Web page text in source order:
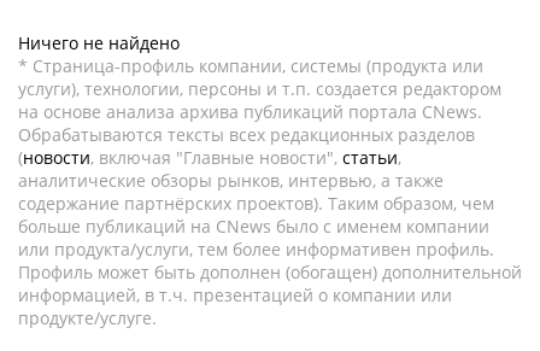
Ничего не найдено
* Страница-профиль компании, системы (продукта или
услуги), технологии, персоны и т.п. создается редактором
на основе анализа архива публикаций портала CNews.
Обрабатываются тексты всех редакционных разделов
(новости, включая "Главные новости", статьи,
аналитические обзоры рынков, интервью, а также
содержание партнёрских проектов). Таким образом, чем
больше публикаций на CNews было с именем компании
или продукта/услуги, тем более информативен профиль.
Профиль может быть дополнен (обогащен) дополнительной
информацией, в т.ч. презентацией о компании или
продукте/услуге.